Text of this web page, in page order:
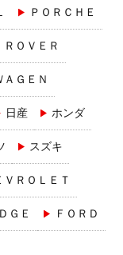
ＰＯＲＣＨＥ
ＲＯＶＥＲ
ＡＧＥＮ
日産 ホンダ
スズキ
ＶＲＯＬＥＴ
ＧＥ ＦＯＲＤ